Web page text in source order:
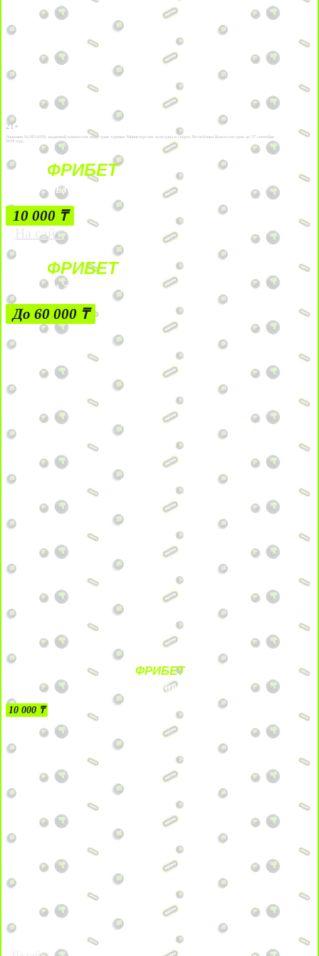
21+
Лицензии №24514359, выданной комитетом индустрии туризма Министерства культуры и спорта Республики Казахстан срок до 27 сентября
2034 года.
ФРИБЕТ
БЕЗ УСЛОВИЙ
10 000 ₸
На сайт
ФРИБЕТ
ЗА ДЕПОЗИТЫ
До 60 000 ₸
ФРИБЕТ
БЕЗ УСЛОВИЙ
10 000 ₸